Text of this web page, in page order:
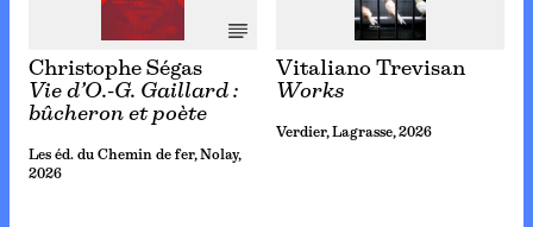
Christophe Ségas
Vie d’O.-G. Gaillard :
bûcheron et poète
Les éd. du Chemin de fer, Nolay,
2026
Vitaliano Trevisan
Works
Verdier, Lagrasse, 2026